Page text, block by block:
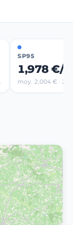
SP95
1,978 €/L
moy. 2,004 € · 2